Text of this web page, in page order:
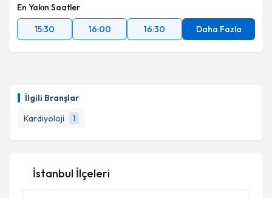
İlgili Branşlar
Kardiyoloji
1
En Yakın Saatler
15:30
16:00 16:30 Daha Fazla
İstanbul İlçeleri